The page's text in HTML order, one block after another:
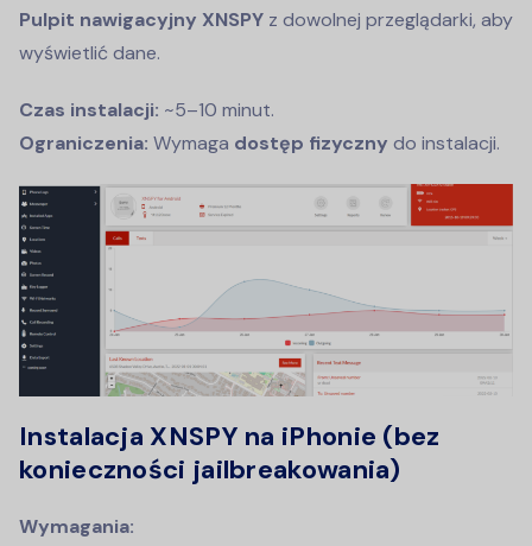
Pulpit nawigacyjny XNSPY z dowolnej przeglądarki, aby
wyświetlić dane.
Czas instalacji: ~5–10 minut.
Ograniczenia: Wymaga dostęp fizyczny do instalacji.
Instalacja XNSPY na iPhonie (bez
konieczności jailbreakowania)
Wymagania: